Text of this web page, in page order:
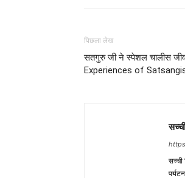
पिछला लेख
सतगुरु जी ने स्पेशल चालीस
Experiences of
सच्ची